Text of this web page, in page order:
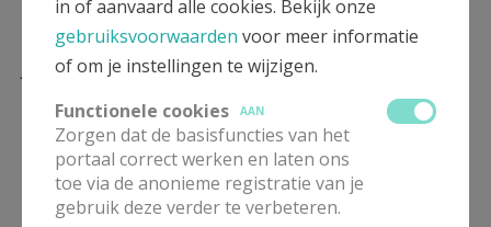
12.00 uur Kapittelmis
Aanbidding van het H. Sacrament
Er is Aanbidding van het H. Sacrament in de
sacramentskapel:
- op vrijdag tussen 12.30 en 16.00 uur
- op zaterdag tussen 10.00 en 12.00 uur.
in of aanvaard alle cookies. Bekijk onze
gebruiksvoorwaarden voor meer informatie
of om je instellingen te wijzigen.
Functionele cookies
AAN
Zorgen dat de basisfuncties van het
portaal correct werken en laten ons
toe via de anonieme registratie van je
gebruik deze verder te verbeteren.